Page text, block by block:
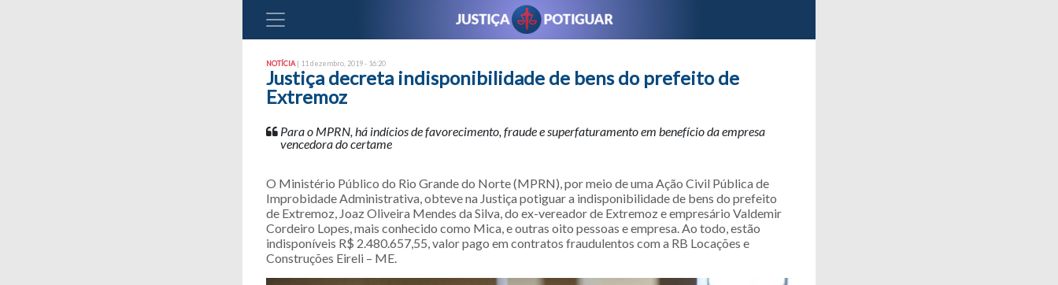
NOTÍCIA | 11 dezembro, 2019 - 16:20
Justiça decreta indisponibilidade de bens do prefeito de
Extremoz
Para o MPRN, há indícios de favorecimento, fraude e superfaturamento em benefício da empresa
vencedora do certame
O Ministério Público do Rio Grande do Norte (MPRN), por meio de uma Ação Civil Pública de
Improbidade Administrativa, obteve na Justiça potiguar a indisponibilidade de bens do prefeito
de Extremoz, Joaz Oliveira Mendes da Silva, do ex-vereador de Extremoz e empresário Valdemir
Cordeiro Lopes, mais conhecido como Mica, e outras oito pessoas e empresa. Ao todo, estão
indisponíveis R$ 2.480.657,55, valor pago em contratos fraudulentos com a RB Locações e
Construções Eireli – ME.